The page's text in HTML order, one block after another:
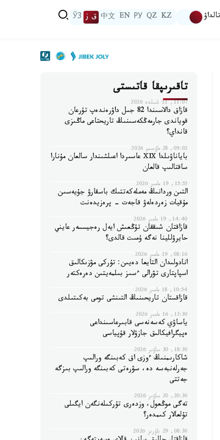
تالداۋ KZ
QZ
РУ
EN
中文 ق ز ЎЗ
تاقىرىپقا قاتىستى
11:07, 11 شىلدە 2026
قازاق دالاسىندا 82 جىل داۋرەندەپ تۇرعان
قوياندى جارمەڭكەسىنىڭ تاريحتاعى ماڭىزى
قانداي؟
09:02, 28 ماۋسىم 2026
باياناۋىلدا ⅩⅨ عاسىردا اعىلشىندار سالعان مۇنارا
ساقتالىپ قالعان
15:55, 19 مامىر 2026
التىن وردانىڭ مەملەكەتتىك باسقارۋ جۇيەسىن
مۇقيات زەردەلەۋ قاجەت - پرەزيدەنت
14:40, 19 مامىر 2026
قازاقتان شىققان تۇڭعىش ايەل رەجيسسەر عايني
حايرۋللينا نەگە ۇمىت قالدى؟
08:16, 19 مامىر 2026
انادولىدان التايعا دەيىن: تۇركى مۋزىكالىق
اسپاپتارى تۋرالى ءسىز بىلمەيتىن دەرەكتەر
10:54, 18 مامىر 2026
قازاقستان تاريحىنىڭ التىنشى تومى بەكىتىلدى
13:30, 16 مامىر 2026
ياساۋي كەسەنەسى قابىرعاسىنداعى
ەپيگرافيكالىق جازۋلار قۇپياسى
18:30, 30 ساۋىر 2026
شاكارىمنىڭ ءوزى اق كەبىنگە ورالىپ
جەرلەنبەسە دە، سۋرەتى كەبىنگە ورالىپ بىزگە
جەتتى
20:30, 20 ساۋىر 2026
تەگى موڭعول، وزدەرى تۇركىلەنگەن ايگىلى
تۇلعالار كىمدەر؟
08:30, 29 ناۋرىز 2026